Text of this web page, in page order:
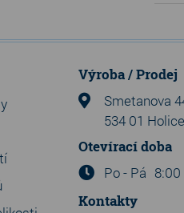
Výroba / Prodej
Smetanova
534 01
Otevírací doba
Po - Pá 8:00
Kontakty